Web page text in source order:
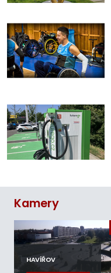
Kamery
HAVÍŘOV